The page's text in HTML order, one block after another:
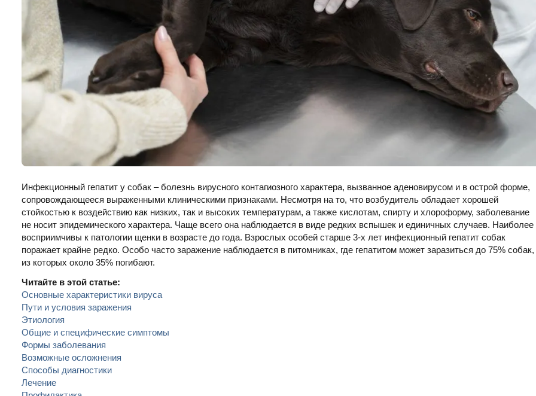
Инфекционный гепатит у собак – болезнь вирусного контагиозного характера, вызванное аденовирусом и в острой форме,
сопровождающееся выраженными клиническими признаками. Несмотря на то, что возбудитель обладает хорошей
стойкостью к воздействию как низких, так и высоких температурам, а также кислотам, спирту и хлороформу, заболевание
не носит эпидемического характера. Чаще всего она наблюдается в виде редких вспышек и единичных случаев. Наиболее
восприимчивы к патологии щенки в возрасте до года. Взрослых особей старше 3-х лет инфекционный гепатит собак
поражает крайне редко. Особо часто заражение наблюдается в питомниках, где гепатитом может заразиться до 75% собак,
из которых около 35% погибают.
Читайте в этой статье:
Основные характеристики вируса
Пути и условия заражения
Этиология
Общие и специфические симптомы
Формы заболевания
Возможные осложнения
Способы диагностики
Лечение